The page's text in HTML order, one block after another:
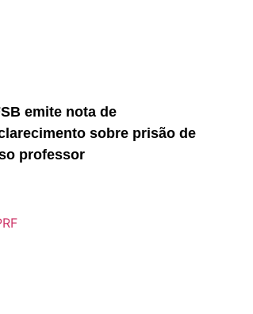
emite nota de
sobre prisão de
professor